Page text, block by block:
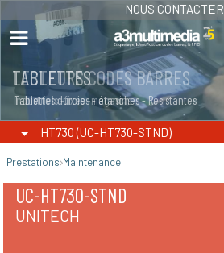
NOUS CONTACTER
LECTEURS CODES BARRES
Industriels -fixes -magasins
TABLETTES
Tablettes durcies - étanches - Résistantes
HT730 (UC-HT730-STND)
Prestations Maintenance
UC-HT730-STND
UNITECH